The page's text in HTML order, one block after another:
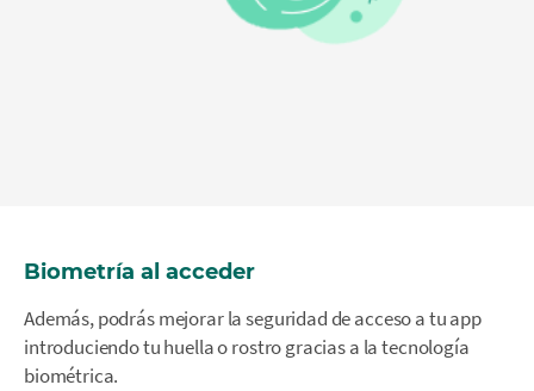
Biometría al acceder
Además, podrás mejorar la seguridad de acceso a tu app
introduciendo tu huella o rostro gracias a la tecnología
biométrica.